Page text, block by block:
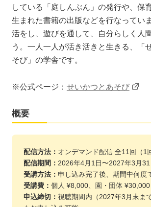
している「庭しんぶん」の発行や、保
生まれた書籍の出版などを行なってい
活をし、遊びを通して、自分らしく人
う。一人一人が活き活きと生きる、「
そび」の学舎です。​
※公式ページ： せいかつとあそび
概要
配信方法： オンデマンド配信 全11回（1
配信期間： 2026年4月1日〜2027年3月31
受講方法： 申し込み完了後、期間中何度
受講費： 個人 ¥8,000、園・団体 ¥30,000
申込締切： 視聴期間内（2027年3月末ま